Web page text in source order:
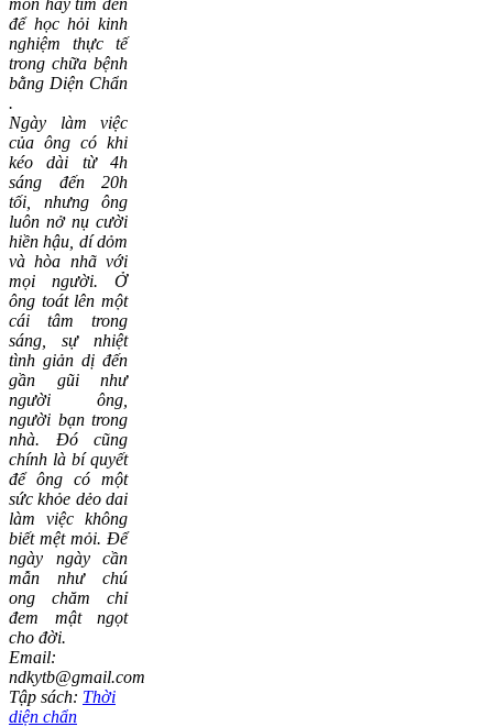
để học hỏi kinh
nghiệm thực tế
trong chữa bệnh
bằng Diện Chẩn
.
Ngày làm việc
của ông có khi
kéo dài từ 4h
sáng đến 20h
tối, nhưng ông
luôn nở nụ cười
hiền hậu, dí dỏm
và hòa nhã với
mọi người. Ở
ông toát lên một
cái tâm trong
sáng, sự nhiệt
tình giản dị đến
gần gũi như
người ông,
người bạn trong
nhà. Đó cũng
chính là bí quyết
để ông có một
sức khỏe dẻo dai
làm việc không
biết mệt mỏi. Để
ngày ngày cần
mẫn như chú
ong chăm chỉ
đem mật ngọt
cho đời.
Email:
ndkytb@gmail.com
Tập sách: Thời
diện chẩn